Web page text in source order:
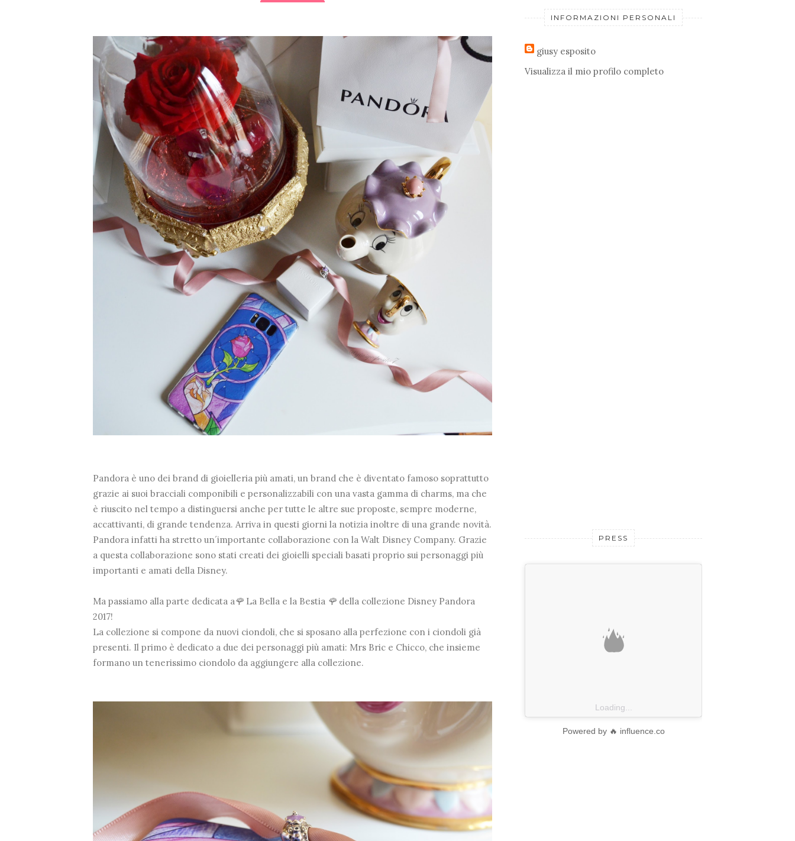
Pandora è uno dei brand di gioielleria più amati, un brand che è diventato famoso soprattutto
grazie ai suoi bracciali componibili e personalizzabili con una vasta gamma di charms, ma che
è riuscito nel tempo a distinguersi anche per tutte le altre sue proposte, sempre moderne,
accattivanti, di grande tendenza. Arriva in questi giorni la notizia inoltre di una grande novità.
Pandora infatti ha stretto un´importante collaborazione con la Walt Disney Company. Grazie
a questa collaborazione sono stati creati dei gioielli speciali basati proprio sui personaggi più
importanti e amati della Disney.
Ma passiamo alla parte dedicata a🌹 La Bella e la Bestia 🌹 della collezione Disney Pandora
2017!
La collezione si compone da nuovi ciondoli, che si sposano alla perfezione con i ciondoli già
presenti. Il primo è dedicato a due dei personaggi più amati: Mrs Bric e Chicco, che insieme
formano un tenerissimo ciondolo da aggiungere alla collezione.
INFORMAZIONI PERSONALI
giusy esposito
Visualizza il mio profilo completo
PRESS
Loading...
Powered by 🔥 influence.co